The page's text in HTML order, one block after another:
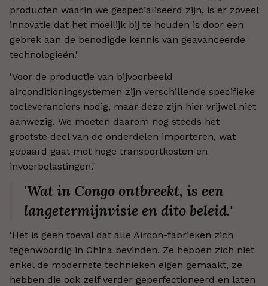
producten waarin we gespecialiseerd zijn, is er zoveel
innovatie dat het moeilijk bij te houden is door een
gebrek aan de benodigde kennis van geavanceerde
technologieën.'
'Voor de productie van bijvoorbeeld
airconditioningsystemen zijn verschillende specifieke
toeleveranciers nodig, maar deze zijn hier vrijwel niet
aanwezig. We moeten daarom nog steeds het
grootste deel van de onderdelen importeren, wat
gepaard gaat met hoge transportkosten en
invoerbelastingen.'
'Wat in Congo ontbreekt, is een
langetermijnvisie en dito beleid.'
'Het is geen toeval dat alle Aircon-fabrieken zich
tegenwoordig in China bevinden. Ze hebben zich niet
enkel de modernste technieken eigen gemaakt, ze
hebben die ook zelf verder geperfectioneerd en laten